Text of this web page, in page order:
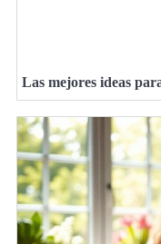
Las mejores ideas